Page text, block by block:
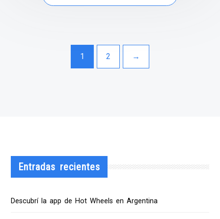
1 2 →
Entradas recientes
Descubrí la app de Hot Wheels en Argentina